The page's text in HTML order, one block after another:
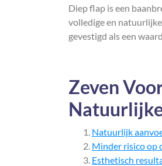
Diep flap is een
volledige en
gevestigd als een
Zeven
Natuurlijk
Minder risico op
Esthetisch